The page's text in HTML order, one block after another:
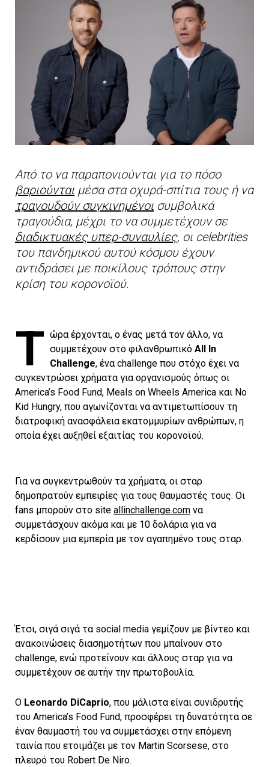
Από το να παραπονιούνται για το πόσο
βαριούνται μέσα στα οχυρά-σπίτια τους ή να
τραγουδούν συγκινημένοι συμβολικά
τραγούδια, μέχρι το να συμμετέχουν σε
διαδικτυακές υπερ-συναυλίες, οι celebrities
του πανδημικού αυτού κόσμου έχουν
αντιδράσει με ποικίλους τρόπους στην
κρίση του κορονοϊού.
Τ ώρα έρχονται, ο ένας μετά τον άλλο, να
συμμετέχουν στο φιλανθρωπικό All In
Challenge, ένα challenge που στόχο έχει να
συγκεντρώσει χρήματα για οργανισμούς όπως οι
America’s Food Fund, Meals on Wheels America και No
Kid Hungry, που αγωνίζονται να αντιμετωπίσουν τη
διατροφική ανασφάλεια εκατομμυρίων ανθρώπων, η
οποία έχει αυξηθεί εξαιτίας του κορονοϊού.
Για να συγκεντρωθούν τα χρήματα, οι σταρ
δημοπρατούν εμπειρίες για τους θαυμαστές τους. Οι
fans μπορούν στο site allinchallenge.com να
συμμετάσχουν ακόμα και με 10 δολάρια για να
κερδίσουν μια εμπερία με τον αγαπημένο τους σταρ.
Έτσι, σιγά σιγά τα social media γεμίζουν με βίντεο και
ανακοινώσεις διασημοτήτων που μπαίνουν στο
challenge, ενώ προτείνουν και άλλους σταρ για να
συμμετέχουν σε αυτήν την πρωτοβουλία.
Ο Leonardo DiCaprio, που μάλιστα είναι συνιδρυτής
του America’s Food Fund, προσφέρει τη δυνατότητα σε
έναν θαυμαστή του να συμμετάσχει στην επόμενη
ταινία που ετοιμάζει με τον Martin Scorsese, στο
πλευρό του Robert De Niro.